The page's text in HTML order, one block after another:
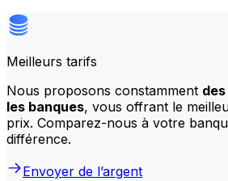
Meilleurs tarifs
Nous proposons constamment
les banques, vous offrant le
prix. Comparez-nous à votre
différence.
Envoyer de l’argent